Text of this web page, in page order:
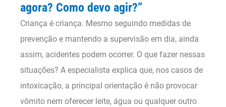
agora? Como devo agir?”
Criança é criança. Mesmo seguindo medidas de
prevenção e mantendo a supervisão em dia, ainda
assim, acidentes podem ocorrer. O que fazer nessas
situações? A especialista explica que, nos casos de
intoxicação, a principal orientação é não provocar
vômito nem oferecer leite, água ou qualquer outro